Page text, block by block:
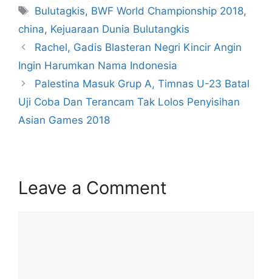
Bulutagkis, BWF World Championship 2018,
china, Kejuaraan Dunia Bulutangkis
Rachel, Gadis Blasteran Negri Kincir Angin
Ingin Harumkan Nama Indonesia
Palestina Masuk Grup A, Timnas U-23 Batal
Uji Coba Dan Terancam Tak Lolos Penyisihan
Asian Games 2018
Leave a Comment